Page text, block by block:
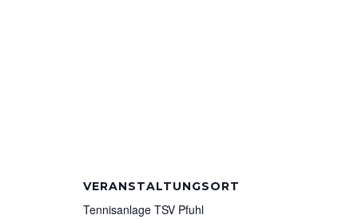
VERANSTALTUNGSORT
Tennisanlage TSV Pfuhl